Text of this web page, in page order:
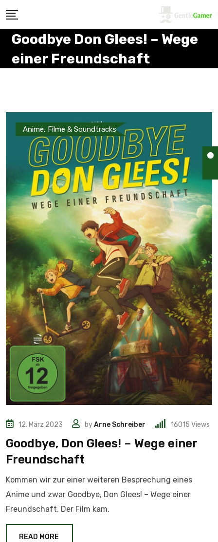
Goodbye Don Glees! – Wege
einer Freundschaft
Anime, Filme & Soundtracks
12. März 2023 byArne Schreiber 16015 Views
Goodbye, Don Glees! – Wege einer
Freundschaft
Kommen wir zur einer weiteren Besprechung eines
Anime und zwar Goodbye, Don Glees! – Wege einer
Freundschaft. Der Film kam.
READ MORE